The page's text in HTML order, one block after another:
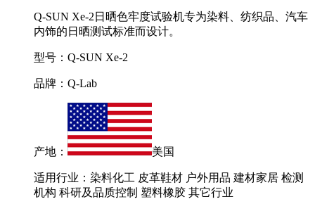
Q-SUN Xe-2日晒色牢度试验机专为染料、纺织品、汽车
内饰的日晒测试标准而设计。
型号：Q-SUN Xe-2
品牌：Q-Lab
产地： 美国
适用行业：染料化工 皮革鞋材 户外用品 建材家居 检测
机构 科研及品质控制 塑料橡胶 其它行业